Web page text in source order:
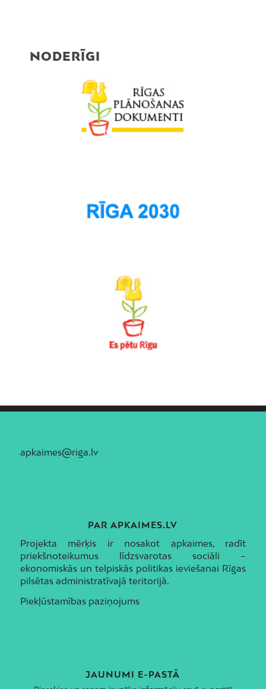
NODERĪGI
apkaimes@riga.lv
PAR APKAIMES.LV
Projekta mērķis ir nosakot apkaimes, radīt
priekšnoteikumus līdzsvarotas sociāli –
ekonomiskās un telpiskās politikas ieviešanai Rīgas
pilsētas administratīvajā teritorijā.
Piekļūstamības paziņojums
JAUNUMI E-PASTĀ